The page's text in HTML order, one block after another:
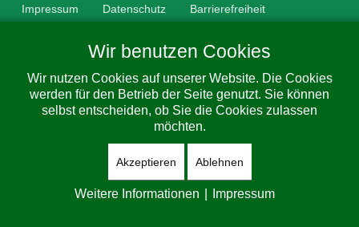
Impressum Datenschutz
Barrierefreiheit
JoomShaper
Wir benutzen Cookies
Wir nutzen Cookies auf unserer Website. Die Cookies
werden für den Betrieb der Seite genutzt. Sie können
selbst entscheiden, ob Sie die Cookies zulassen
möchten.
Akzeptieren Ablehnen
Weitere Informationen | Impressum